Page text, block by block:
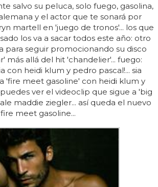
salvo su peluca, solo fuego, gasolina,
y el actor que te sonará por
martell en 'juego de tronos'... los que
los va a sacar todos este año: otro
para seguir promocionando su disco
más allá del hit 'chandelier'... fuego:
con heidi klum y pedro pascal!... sia
'fire meet gasoline' con heidi klum y
ver el videoclip que sigue a 'big
maddie ziegler... así queda el nuevo
meet gasoline...